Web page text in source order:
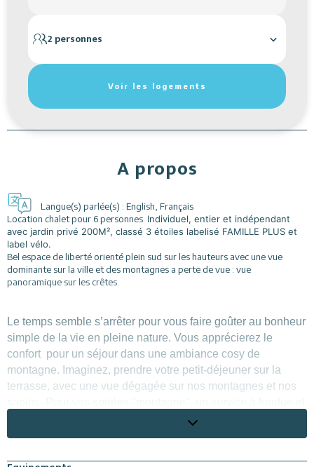
2 personnes
Voir les logements
A propos
Langue(s) parlée(s) : English Français
Location chalet pour 6 personnes. Individuel, entier et indépendant
avec jardin privé 200M², classé 3 étoiles labelisé FAMILLE PLUS et
label vélo.
Bel espace de liberté orienté plein sud sur les hauteurs avec une vue
dominante sur la ville et des montagnes a perte de vue : vue
panoramique sur les crêtes.
Le temps semble s’arrêter pour vous faire goûter au bonheur
simple de la vie en pleine nature. Vous apprécierez le
confort pour un séjour dans une ambiance cosy de
montagne. Imaginez, prendre votre petit-déjeuner sur la
terrasse, avec une vue dégagée sur nos montagnes et nos
à raclette sont mis à votre disposition, bon appétit.. Venez
profiter du charme, du confort et de la magie du grand air…